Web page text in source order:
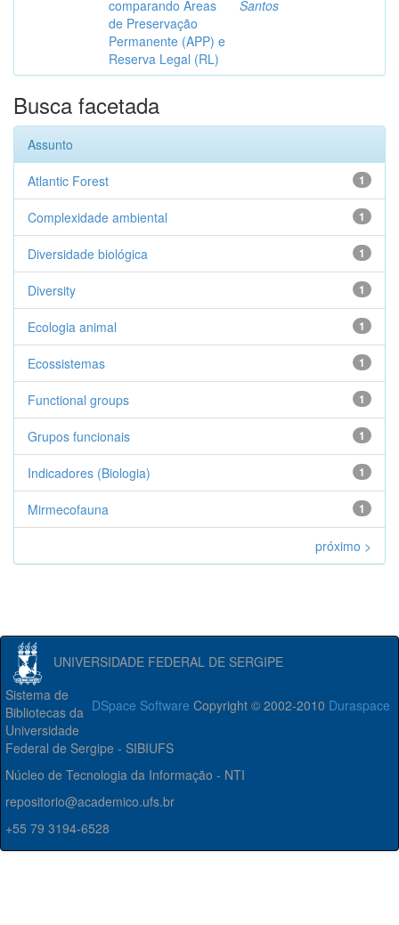
comparando Áreas
de Preservação
Permanente (APP) e
Reserva Legal (RL)
Santos
Busca facetada
Assunto
1
Atlantic Forest
1
Complexidade ambiental
1
Diversidade biológica
1
Diversity
1
Ecologia animal
1
Ecossistemas
1
Functional groups
1
Grupos funcionais
1
Indicadores (Biologia)
1
Mirmecofauna
próximo >
UNIVERSIDADE FEDERAL DE SERGIPE
DSpace Software Copyright © 2002-2010 Duraspace
Sistema de
Bibliotecas da
Universidade
Federal de Sergipe - SIBIUFS
Núcleo de Tecnologia da Informação - NTI
repositorio@academico.ufs.br
+55 79 3194-6528